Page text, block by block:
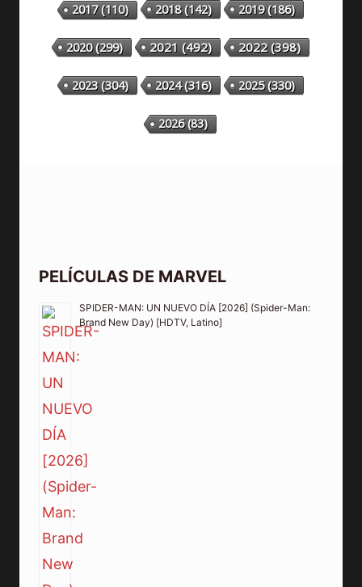
2017(110) 2018(142) 2019(186)
2020(299) 2021(492) 2022(398)
2023(304) 2024(316) 2025(330)
2026(83)
PELÍCULAS DE MARVEL
SPIDER-MAN: UN NUEVO DÍA [2026] (Spider-Man:
Brand New Day) [HDTV, Latino]